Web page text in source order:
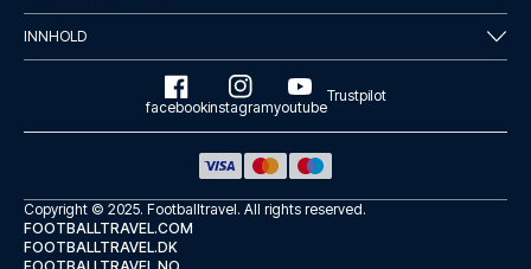
INNHOLD
facebookinstagramyoutube
Trustpilot
Copyright © 2025. Footballtravel. All rights reserved.
FOOTBALLTRAVEL.COM
FOOTBALLTRAVEL.DK